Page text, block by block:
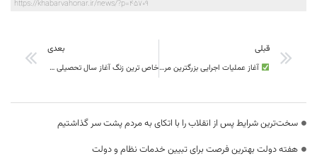
https://khabarvahonar.ir/news/?p=45709
قبلی
آغاز عملیات اجرایی بزرگترین مرکز تجاری رفاهی شرق کشور در بند دره
بعدی
خاص ترین زنگ آغاز سال تحصیلی ،۲ هزار و ۷۳۲ مدرسه خراسان جنوبی بازگشایی شدند
سخت‌ترین شرایط پس از انقلاب را با اتکای به مردم پشت سر گذاشتیم
هفته دولت بهترین فرصت برای تبیین خدمات نظام و دولت